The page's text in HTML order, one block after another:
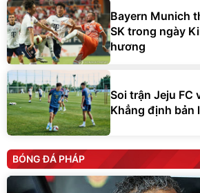
Bayern Munich
SK trong ngày
hương
Soi trận Jeju FC
Khẳng định bản
BÓNG ĐÁ PHÁP